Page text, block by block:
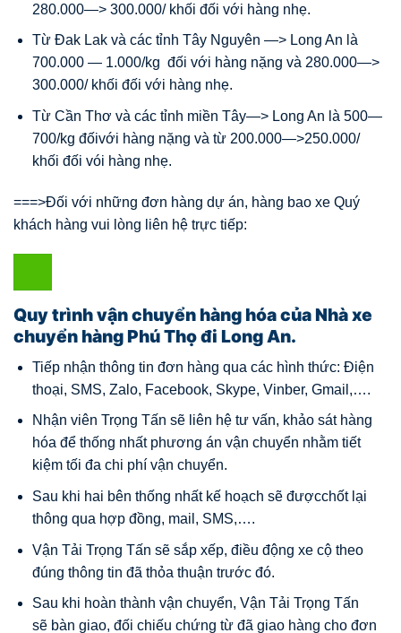
280.000—> 300.000/ khối đối với hàng nhẹ.
Từ Đak Lak và các tỉnh Tây Nguyên —> Long An là
700.000 — 1.000/kg đối với hàng nặng và 280.000—>
300.000/ khối đối với hàng nhẹ.
Từ Cần Thơ và các tỉnh miền Tây—> Long An là 500—
700/kg đốivới hàng nặng và từ 200.000—>250.000/
khối đối vói hàng nhẹ.
===>Đối với những đơn hàng dự án, hàng bao xe Quý
khách hàng vui lòng liên hệ trực tiếp:
Quy trình vận chuyển hàng hóa của Nhà xe
chuyển hàng Phú Thọ đi Long An.
Tiếp nhận thông tin đơn hàng qua các hình thức: Điện
thoại, SMS, Zalo, Facebook, Skype, Vinber, Gmail,….
Nhận viên Trọng Tấn sẽ liên hệ tư vấn, khảo sát hàng
hóa để thống nhất phương án vận chuyển nhằm tiết
kiệm tối đa chi phí vận chuyển.
Sau khi hai bên thống nhất kế hoạch sẽ đượcchốt lại
thông qua hợp đồng, mail, SMS,….
Vận Tải Trọng Tấn sẽ sắp xếp, điều động xe cộ theo
đúng thông tin đã thỏa thuận trước đó.
Sau khi hoàn thành vận chuyển, Vận Tải Trọng Tấn
sẽ bàn giao, đối chiếu chứng từ đã giao hàng cho đơn